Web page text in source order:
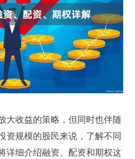
大收益的策略，但同时也伴随
资规模的股民来说，了解不同
详细介绍融资、配资和期权这